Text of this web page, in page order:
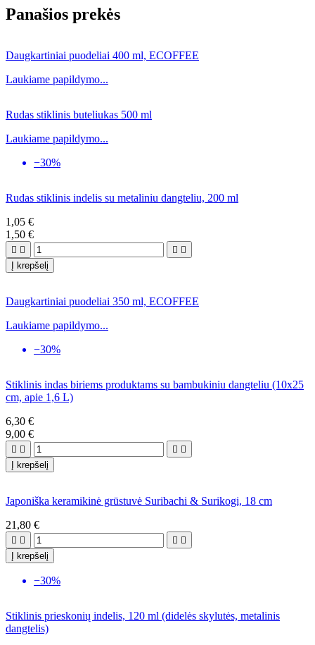
Panašios prekės
Daugkartiniai puodeliai 400 ml, ECOFFEE
Laukiame papildymo...
Rudas stiklinis buteliukas 500 ml
Laukiame papildymo...
−30%
Rudas stiklinis indelis su metaliniu dangteliu, 200 ml
1,05 €
1,50 €
   
Į krepšelį
Daugkartiniai puodeliai 350 ml, ECOFFEE
Laukiame papildymo...
−30%
Stiklinis indas biriems produktams su bambukiniu dangteliu (10x25
cm, apie 1,6 L)
6,30 €
9,00 €
   
Į krepšelį
Japoniška keramikinė grūstuvė Suribachi & Surikogi, 18 cm
21,80 €
   
Į krepšelį
−30%
Stiklinis prieskonių indelis, 120 ml (didelės skylutės, metalinis
dangtelis)